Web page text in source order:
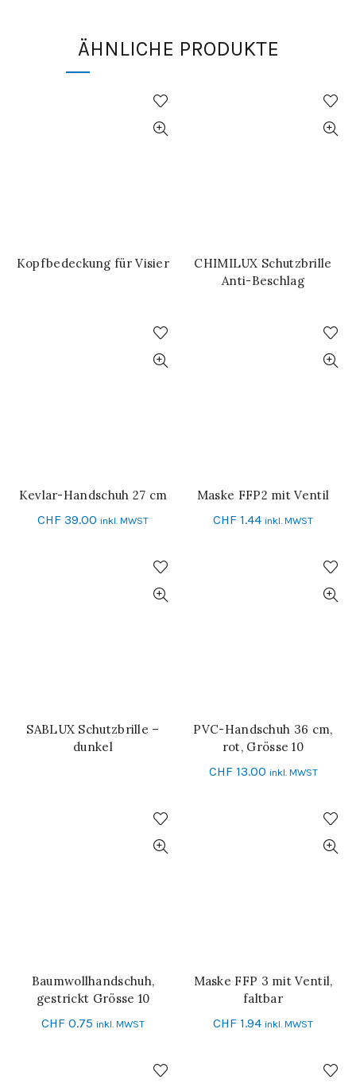
ÄHNLICHE PRODUKTE
WEITERLESEN
Kopfbedeckung für Visier WEITERLESEN
CHIMILUX Schutzbrille
Anti-Beschlag
IN DEN WARENKORB
Kevlar-Handschuh 27 cm
CHF 39.00 inkl. MWST
IN DEN WARENKORB
Maske FFP2 mit Ventil
CHF 1.44 inkl. MWST
WEITERLESEN
SABLUX Schutzbrille –
dunkel
IN DEN WARENKORB
PVC-Handschuh 36 cm,
rot, Grösse 10
CHF 13.00 inkl. MWST
IN DEN WARENKORB
Baumwollhandschuh,
gestrickt Grösse 10
CHF 0.75 inkl. MWST
IN DEN WARENKORB
Maske FFP 3 mit Ventil,
faltbar
CHF 1.94 inkl. MWST